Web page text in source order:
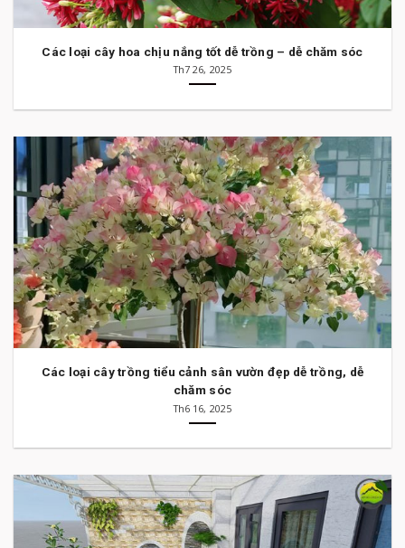
Các loại cây hoa chịu nắng tốt dễ trồng – dễ chăm sóc
Th7 26, 2025
Các loại cây trồng tiểu cảnh sân vườn đẹp dễ trồng, dễ
chăm sóc
Th6 16, 2025